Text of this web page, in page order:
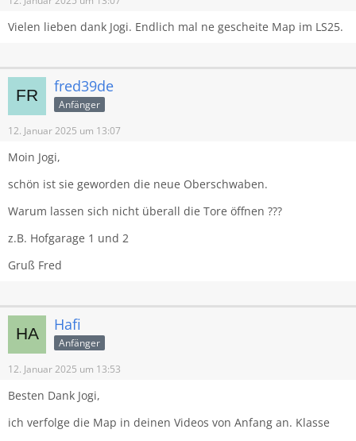
- Wasser könnt ihr aus den Teichen bzw. Flüssen
entnehmen,
- Wälder für die Baumschupser unter euch sind reichlich
Und nein, es wurden keine Feldeinfahrten vergessen, den
diese sparen sich die Schwaben.
Vielen lieben dank Jogi. Endlich mal ne gescheite Map im LS25.
fred39de
Anfänger
12. Januar 2025 um 13:07
Moin Jogi,
schön ist sie geworden die neue Oberschwaben.
Warum lassen sich nicht überall die Tore öffnen ???
z.B. Hofgarage 1 und 2
Gruß Fred
Hafi
Anfänger
12. Januar 2025 um 13:53
Besten Dank Jogi,
ich verfolge die Map in deinen Videos von Anfang an. Klasse